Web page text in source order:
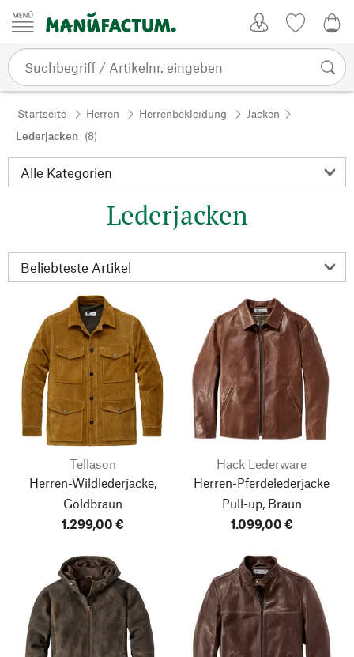
Zum Inhalt springen
Startseite Herren Herrenbekleidung
Jacken
Lederjacken (8)
Lederjacken
Tellason
Herren-Wildlederjacke,
Goldbraun
1.299,00 €
Hack Lederware
Herren-Pferdelederjacke
Pull-up, Braun
1.099,00 €